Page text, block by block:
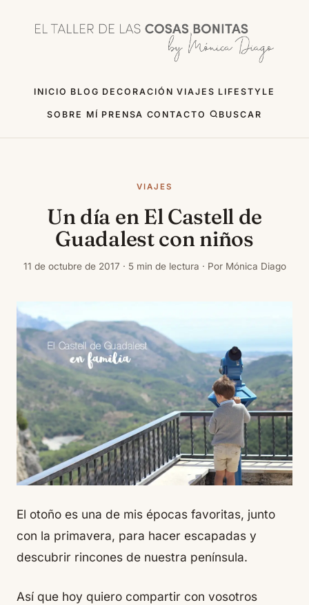
INICIO BLOG DECORACIÓN VIAJES LIFESTYLE
SOBRE MÍ PRENSA CONTACTO BUSCAR
VIAJES
Un día en El Castell de
Guadalest con niños
11 de octubre de 2017 · 5 min de lectura · Por Mónica Diago
El otoño es una de mis épocas favoritas, junto
con la primavera, para hacer escapadas y
descubrir rincones de nuestra península.
Así que hoy quiero compartir con vosotros